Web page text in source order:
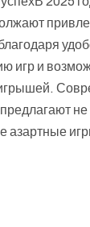
игр и
не
азартные